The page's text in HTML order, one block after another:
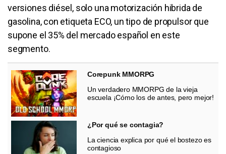
versiones diésel, solo una motorización hibrida de
gasolina, con etiqueta ECO, un tipo de propulsor que
supone el 35% del mercado español en este
segmento.
Corepunk MMORPG
Un verdadero MMORPG de la vieja
escuela ¡Cómo los de antes, pero mejor!
¿Por qué se contagia?
La ciencia explica por qué el bostezo es
contagioso